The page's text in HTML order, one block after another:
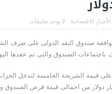
الأخبار الاقتصادية لا يوجد تعليقات
موافقة صندوق النقد الدولى على صرف
الشريحة الخامسة لتدخل الخزانة